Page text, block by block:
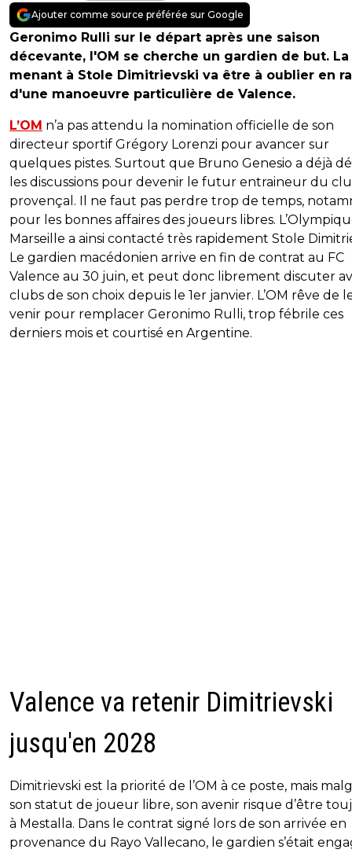
Ajouter comme source préférée sur Google
Geronimo Rulli sur le départ après une saison
décevante, l'OM se cherche un gardien de but.
menant à Stole Dimitrievski va être à oublier en
d'une manoeuvre particulière de Valence.
L’OM n’a pas attendu la nomination officielle de son
directeur sportif Grégory Lorenzi pour avancer sur
quelques pistes. Surtout que Bruno Genesio a déjà
les discussions pour devenir le futur entraineur du
provençal. Il ne faut pas perdre trop de temps,
pour les bonnes affaires des joueurs libres.
Marseille a ainsi contacté très rapidement Stole
Le gardien macédonien arrive en fin de contrat au FC
Valence au 30 juin, et peut donc librement discuter
clubs de son choix depuis le 1er janvier. L’OM rêve de
venir pour remplacer Geronimo Rulli, trop fébrile ces
derniers mois et courtisé en Argentine.
Valence va retenir Dimitrievski
jusqu'en 2028
Dimitrievski est la priorité de l’OM à ce poste, mais
son statut de joueur libre, son avenir risque d’être
à Mestalla. Dans le contrat signé lors de son arrivée en
provenance du Rayo Vallecano, le gardien s’était